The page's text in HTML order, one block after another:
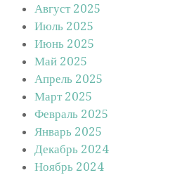
Август 2025
Июль 2025
Июнь 2025
Май 2025
Апрель 2025
Март 2025
Февраль 2025
Январь 2025
Декабрь 2024
Ноябрь 2024